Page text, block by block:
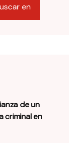
en
de un
criminal en